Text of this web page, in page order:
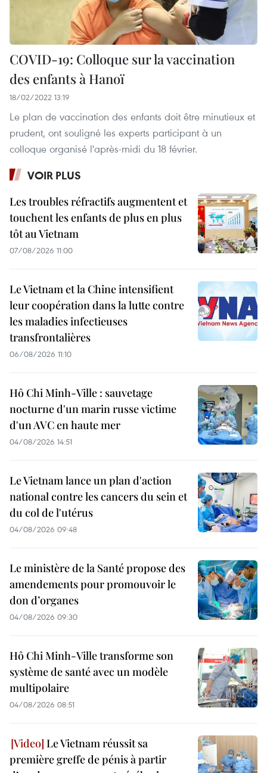
COVID-19: Colloque sur la vaccination
des enfants à Hanoï
18/02/2022 13:19
Le plan de vaccination des enfants doit être minutieux et
prudent, ont souligné les experts participant à un
colloque organisé l'après-midi du 18 février.
VOIR PLUS
Les troubles réfractifs augmentent et
touchent les enfants de plus en plus
tôt au Vietnam
07/08/2026 11:00
Le Vietnam et la Chine intensifient
leur coopération dans la lutte contre
les maladies infectieuses
transfrontalières
06/08/2026 11:10
Hô Chi Minh-Ville : sauvetage
nocturne d'un marin russe victime
d'un AVC en haute mer
04/08/2026 14:51
Le Vietnam lance un plan d'action
national contre les cancers du sein et
du col de l'utérus
04/08/2026 09:48
Le ministère de la Santé propose des
amendements pour promouvoir le
don d’organes
04/08/2026 09:30
Hô Chi Minh-Ville transforme son
système de santé avec un modèle
multipolaire
04/08/2026 08:51
Le Vietnam réussit sa
première greffe de pénis à partir